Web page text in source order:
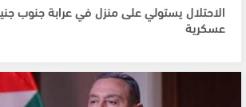
الاحتلال يستولي على منزل في عرابة جنوب
عسكرية